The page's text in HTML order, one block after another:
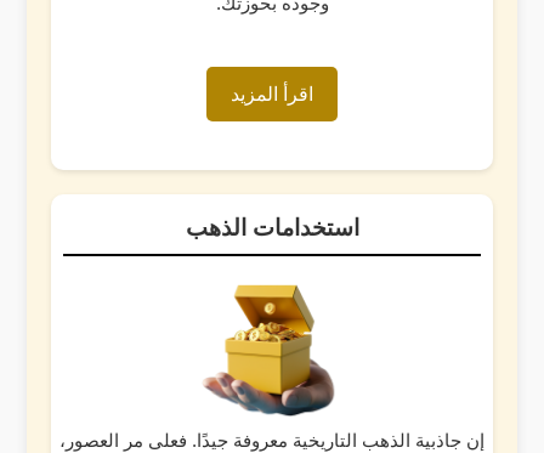
اقرأ المزيد
استخدامات الذهب
إن جاذبية الذهب التاريخية معروفة جيدًا. فعلى مر العصور،